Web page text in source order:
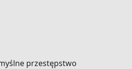
przestępstwo